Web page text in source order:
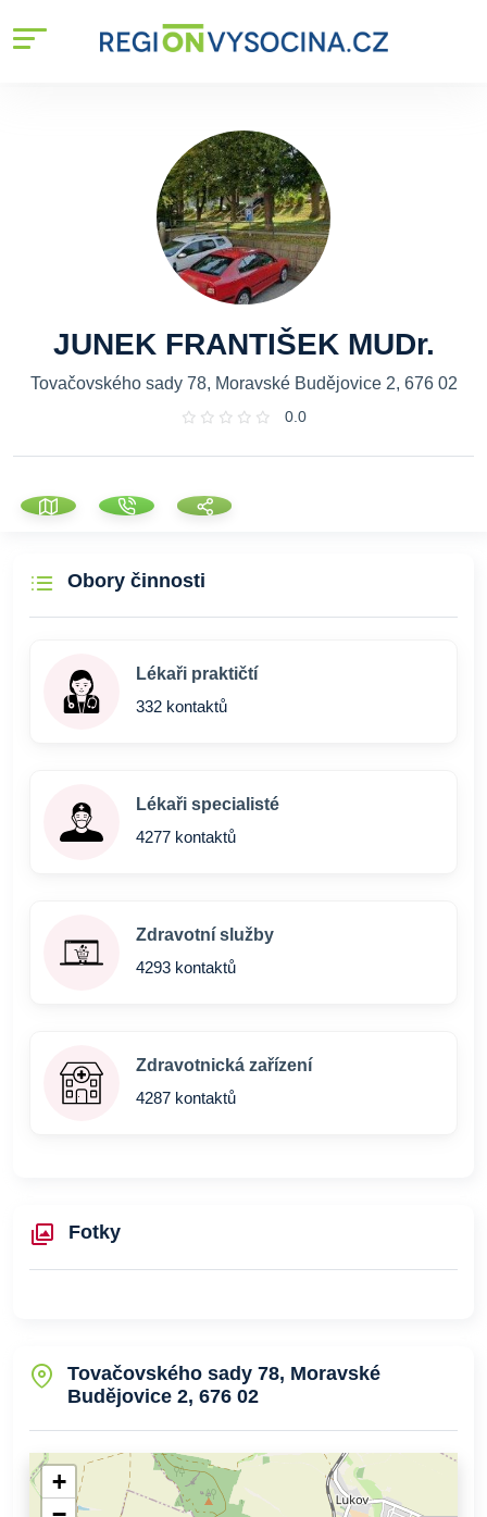
JUNEK FRANTIŠEK MUDr.
Tovačovského sady 78, Moravské Budějovice 2, 676 02
0.0
Obory činnosti
Lékaři praktičtí
332 kontaktů
Lékaři specialisté
4277 kontaktů
Zdravotní služby
4293 kontaktů
Zdravotnická zařízení
4287 kontaktů
Fotky
Tovačovského sady 78, Moravské
Budějovice 2, 676 02
+